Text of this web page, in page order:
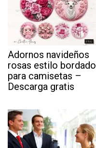
Adornos navideños
rosas estilo bordado
para camisetas –
Descarga gratis